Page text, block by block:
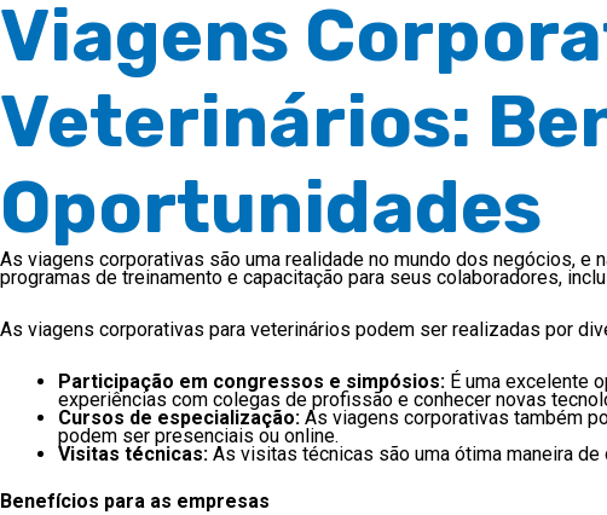
Viagens
Veterinários:
Oportunidades
As viagens corporativas são uma realidade no mundo dos negócios,
programas de treinamento e capacitação para seus colaboradores,
As viagens corporativas para veterinários podem ser realizadas por
Participação em congressos e simpósios: É uma excelente
experiências com colegas de profissão e conhecer novas
Cursos de especialização: As viagens corporativas também
podem ser presenciais ou online.
Visitas técnicas: As visitas técnicas são uma ótima maneira
Benefícios para as empresas